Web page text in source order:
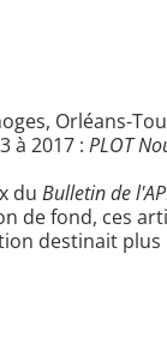
Orléans-
à 2017 : PLOT
du Bulletin de
de fond, ces
destinait